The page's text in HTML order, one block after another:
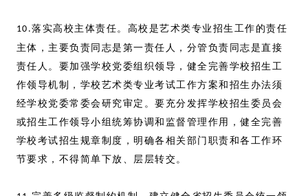
10.落实高校主体责任。高校是艺术类专业招生工作的责任
主体，主要负责同志是第一责任人，分管负责同志是直接
责任人。要加强学校党委组织领导，健全完善学校招生工
作领导机制，学校艺术类专业考试工作方案和招生办法须
经学校党委常委会研究审定。要充分发挥学校招生委员会
或招生工作领导小组统筹协调和监督管理作用，健全完善
学校考试招生规章制度，明确各相关部门职责和各工作环
节要求，不得简单下放、层层转交。